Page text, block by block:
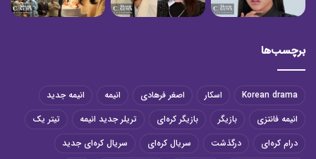
برچسب‌ها
Korean drama اسکار اصغر فرهادی انیمه
انیمه جدید
انیمه فانتزی
بازیگر بازیگر کره‌ای تریلر جدید انیمه
تیتر یک
درام کره‌ای
درگذشت سریال کره‌ای
سریال کره‌ای جدید